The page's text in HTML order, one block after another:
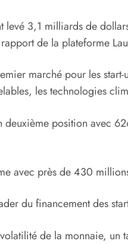
levé 3,1 milliards de
de la plateforme
marché pour les
les technologies
deuxième position avec
avec près de 430
du financement des
de la monnaie,